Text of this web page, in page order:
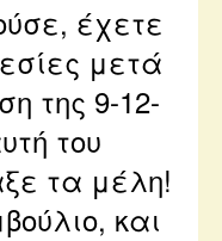
έχετε
μετά
της 9-12-
του
τα μέλη!
και